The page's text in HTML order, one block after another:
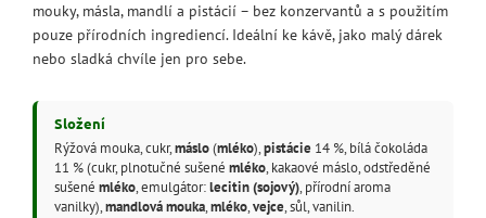
mouky, másla, mandlí a pistácií – bez konzervantů a s použitím
pouze přírodních ingrediencí. Ideální ke kávě, jako malý dárek
nebo sladká chvíle jen pro sebe.
Složení
Rýžová mouka, cukr,máslo(mléko),pistácie14 %, bílá čokoláda
11 % (cukr, plnotučné sušené mléko, kakaové máslo, odstředěné
sušené mléko, emulgátor:lecitin (sojový), přírodní aroma
vanilky),mandlová mouka,mléko,vejce, sůl, vanilin.